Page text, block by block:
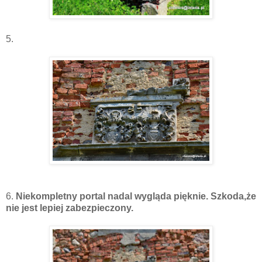
5.
6. Niekompletny portal nadal wygląda pięknie. Szkoda,że
nie jest lepiej zabezpieczony.